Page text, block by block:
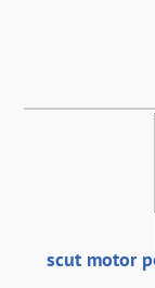
scut motor